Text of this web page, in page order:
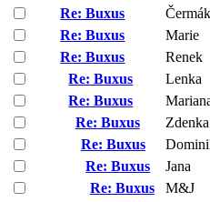
Re: Buxus
Re: Buxus
Marie
Re: Buxus
Renek
Re: Buxus
Lenka
Re: Buxus
Re: Buxus
Zdenka
Re: Buxus
Re: Buxus
Jana
Re: Buxus
M&J